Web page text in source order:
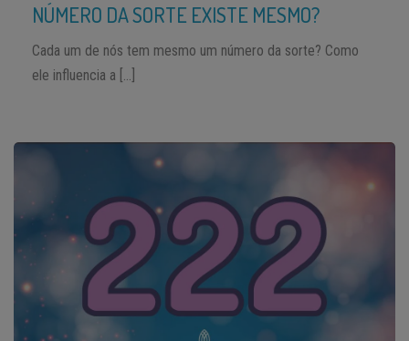
NÚMERO DA SORTE EXISTE MESMO?
Cada um de nós tem mesmo um número da sorte? Como
ele influencia a […]